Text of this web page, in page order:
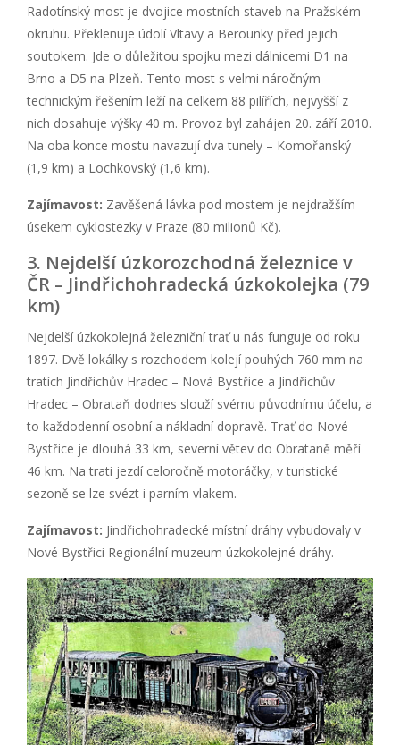
Radotínský most je dvojice mostních staveb na Pražském
okruhu. Překlenuje údolí Vltavy a Berounky před jejich
soutokem. Jde o důležitou spojku mezi dálnicemi D1 na
Brno a D5 na Plzeň. Tento most s velmi náročným
technickým řešením leží na celkem 88 pilířích, nejvyšší z
nich dosahuje výšky 40 m. Provoz byl zahájen 20. září 2010.
Na oba konce mostu navazují dva tunely – Komořanský
(1,9 km) a Lochkovský (1,6 km).
Zajímavost: Zavěšená lávka pod mostem je nejdražším
úsekem cyklostezky v Praze (80 milionů Kč).
3. Nejdelší úzkorozchodná železnice v
ČR – Jindřichohradecká úzkokolejka (79
km)
Nejdelší úzkokolejná železniční trať u nás funguje od roku
1897. Dvě lokálky s rozchodem kolejí pouhých 760 mm na
tratích Jindřichův Hradec – Nová Bystřice a Jindřichův
Hradec – Obrataň dodnes slouží svému původnímu účelu, a
to každodenní osobní a nákladní dopravě. Trať do Nové
Bystřice je dlouhá 33 km, severní větev do Obrataně měří
46 km. Na trati jezdí celoročně motoráčky, v turistické
sezoně se lze svézt i parním vlakem.
Zajímavost: Jindřichohradecké místní dráhy vybudovaly v
Nové Bystřici Regionální muzeum úzkokolejné dráhy.